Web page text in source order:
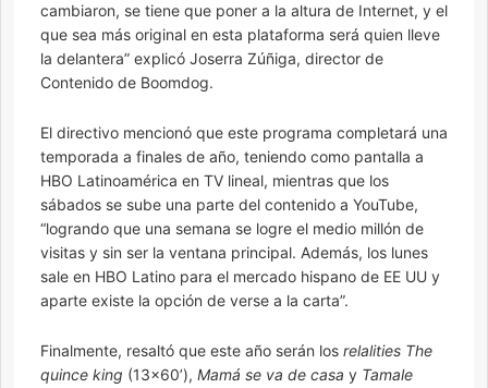
cambiaron, se tiene que poner a la altura de Internet, y el
que sea más original en esta plataforma será quien lleve
la delantera” explicó Joserra Zúñiga, director de
Contenido de Boomdog.
El directivo mencionó que este programa completará una
temporada a finales de año, teniendo como pantalla a
HBO Latinoamérica en TV lineal, mientras que los
sábados se sube una parte del contenido a YouTube,
“logrando que una semana se logre el medio millón de
visitas y sin ser la ventana principal. Además, los lunes
sale en HBO Latino para el mercado hispano de EE UU y
aparte existe la opción de verse a la carta”.
Finalmente, resaltó que este año serán los relalities The
quince king (13×60’), Mamá se va de casa y Tamale